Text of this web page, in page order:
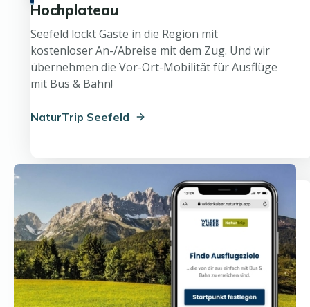
Hochplateau
Seefeld lockt Gäste in die Region mit
kostenloser An-/Abreise mit dem Zug. Und wir
übernehmen die Vor-Ort-Mobilität für Ausflüge
mit Bus & Bahn!
NaturTrip Seefeld